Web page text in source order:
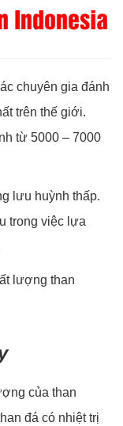
Indonesia
chuyên gia đánh
trên thế giới.
từ 5000 – 7000
lưu huỳnh thấp.
trong việc lựa
lượng than
của than
đá có nhiệt trị